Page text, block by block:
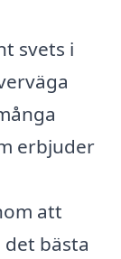
svets i
erbjuder
att
bästa